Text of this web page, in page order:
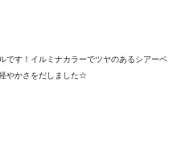
です！イルミナカラーでツヤのあるシアーベ
やかさをだしました☆